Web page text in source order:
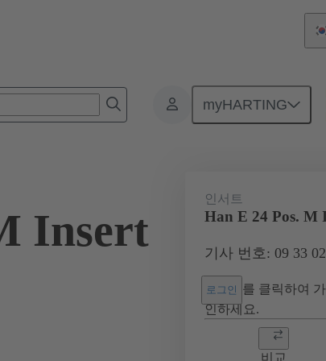
myHARTING
산업용 애플리케이션 지원 최대
Insert
인서트
Han E 24 Pos. M
기사 번호: 09 33
로그인 를 클릭하여
인하세요.
비교